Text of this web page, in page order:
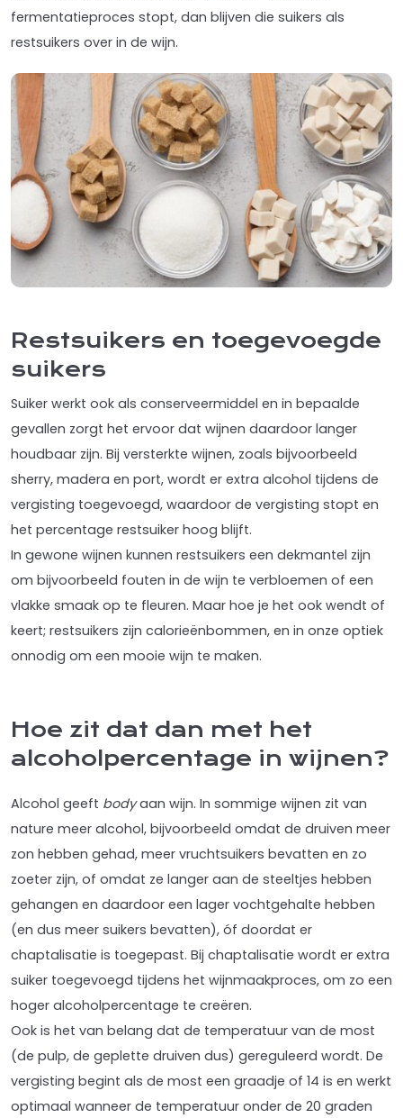
fermentatieproces stopt, dan blijven die suikers als
restsuikers over in de wijn.
Restsuikers en toegevoegde
suikers
Suiker werkt ook als conserveermiddel en in bepaalde
gevallen zorgt het ervoor dat wijnen daardoor langer
houdbaar zijn. Bij versterkte wijnen, zoals bijvoorbeeld
sherry, madera en port, wordt er extra alcohol tijdens de
vergisting toegevoegd, waardoor de vergisting stopt en
het percentage restsuiker hoog blijft.
In gewone wijnen kunnen restsuikers een dekmantel zijn
om bijvoorbeeld fouten in de wijn te verbloemen of een
vlakke smaak op te fleuren. Maar hoe je het ook wendt of
keert; restsuikers zijn calorieënbommen, en in onze optiek
onnodig om een mooie wijn te maken.
Hoe zit dat dan met het
alcoholpercentage in wijnen?
Alcohol geeft bodyaan wijn. In sommige wijnen zit van
nature meer alcohol, bijvoorbeeld omdat de druiven meer
zon hebben gehad, meer vruchtsuikers bevatten en zo
zoeter zijn, of omdat ze langer aan de steeltjes hebben
gehangen en daardoor een lager vochtgehalte hebben
(en dus meer suikers bevatten), óf doordat er
chaptalisatie is toegepast. Bij chaptalisatie wordt er extra
suiker toegevoegd tijdens het wijnmaakproces, om zo een
hoger alcoholpercentage te creëren.
Ook is het van belang dat de temperatuur van de most
(de pulp, de geplette druiven dus) gereguleerd wordt. De
vergisting begint als de most een graadje of 14 is en werkt
optimaal wanneer de temperatuur onder de 20 graden